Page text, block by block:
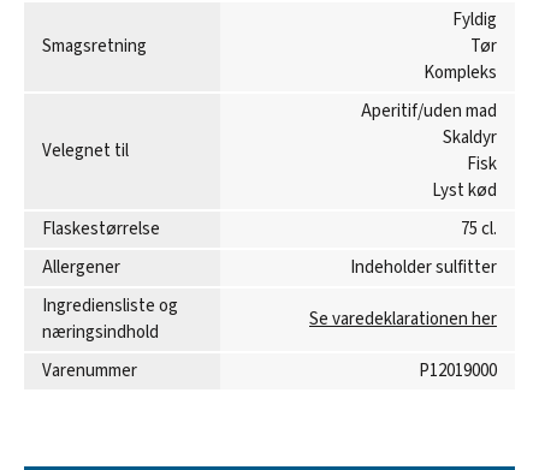
Smagsretning
Fyldig
Tør
Kompleks
Velegnet til
Aperitif/uden mad
Skaldyr
Fisk
Lyst kød
Flaskestørrelse
75 cl.
Allergener
Indeholder sulfitter
Ingrediensliste og
næringsindhold
Se varedeklarationen her
Varenummer P12019000